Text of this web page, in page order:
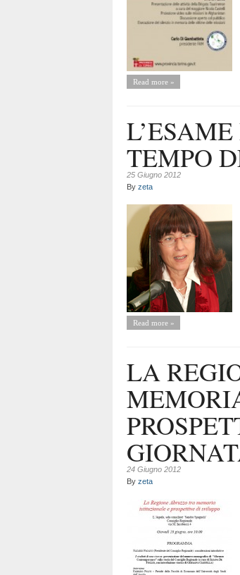
Read more »
TEMPO
25 Giugno 2012
By zeta
Read more »
LA
24 Giugno 2012
By zeta